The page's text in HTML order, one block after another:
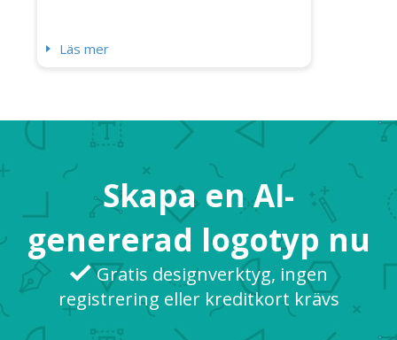
Läs mer
Skapa en AI-
genererad logotyp nu
Gratis designverktyg, ingen
registrering eller kreditkort krävs